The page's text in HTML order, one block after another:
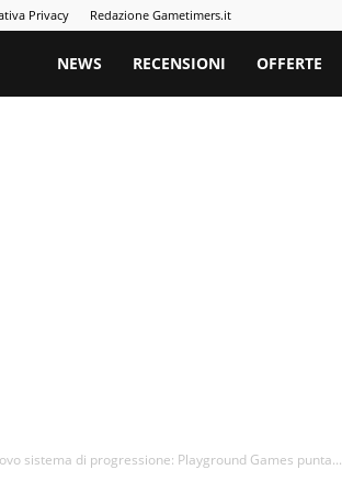
Privacy Redazione Gametimers.it
Gametimers
NEWS RECENSIONI OFFERTE
sistema di progressione: Playground Games punta...